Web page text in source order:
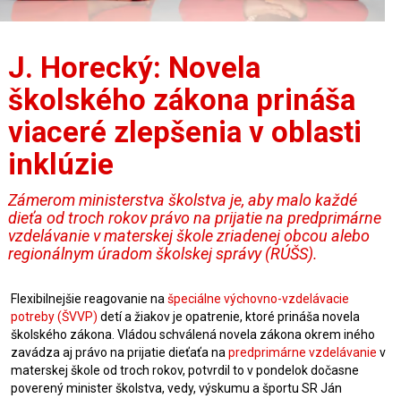
J. Horecký: Novela
školského zákona prináša
viaceré zlepšenia v oblasti
inklúzie
Zámerom ministerstva školstva je, aby malo každé
dieťa od troch rokov právo na prijatie na predprimárne
vzdelávanie v materskej škole zriadenej obcou alebo
regionálnym úradom školskej správy (RÚŠS).
Flexibilnejšie reagovanie na špeciálne výchovno-vzdelávacie
potreby (ŠVVP) detí a žiakov je opatrenie, ktoré prináša novela
školského zákona. Vládou schválená novela zákona okrem iného
zavádza aj právo na prijatie dieťaťa na predprimárne vzdelávanie v
materskej škole od troch rokov, potvrdil to v pondelok dočasne
poverený minister školstva, vedy, výskumu a športu SR Ján